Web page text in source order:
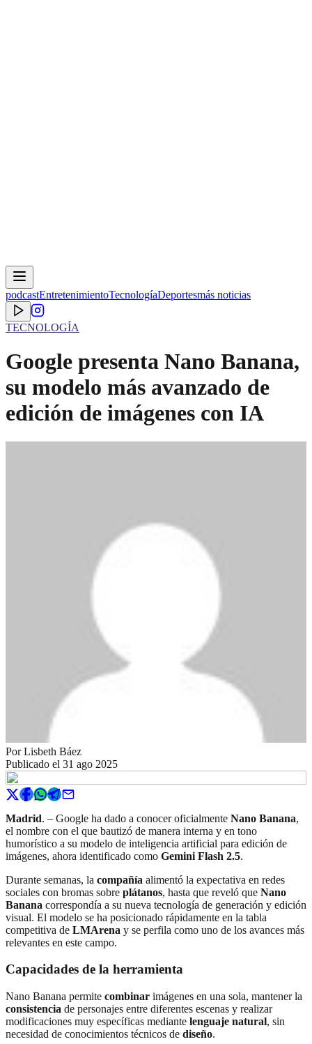
podcastEntretenimientoTecnologíaDeportesmás noticias
TECNOLOGÍA
Google presenta Nano Banana,
su modelo más avanzado de
edición de imágenes con IA
PorLisbeth Báez
Publicado el 31 ago 2025
Madrid. – Google ha dado a conocer oficialmente Nano Banana,
el nombre con el que bautizó de manera interna y en tono
humorístico a su modelo de inteligencia artificial para edición de
imágenes, ahora identificado como Gemini Flash 2.5.
Durante semanas, la compañía alimentó la expectativa en redes
sociales con bromas sobre plátanos, hasta que reveló que Nano
Banana correspondía a su nueva tecnología de generación y edición
visual. El modelo se ha posicionado rápidamente en la tabla
competitiva de LMArena y se perfila como uno de los avances más
relevantes en este campo.
Capacidades de la herramienta
Nano Banana permite combinar imágenes en una sola, mantener la
consistencia de personajes entre diferentes escenas y realizar
modificaciones muy específicas mediante lenguaje natural, sin
necesidad de conocimientos técnicos de diseño.